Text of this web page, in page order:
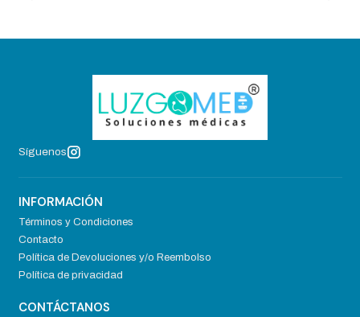
Síguenos
INFORMACIÓN
Términos y Condiciones
Contacto
Política de Devoluciones y/o Reembolso
Política de privacidad
CONTÁCTANOS